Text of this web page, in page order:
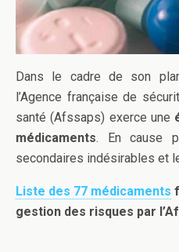
Dans le cadre de son
l’Agence française de
santé (Afssaps) exerce une
médicaments. En cause
secondaires indésirables et
Liste des 77 médicaments
gestion des risques par